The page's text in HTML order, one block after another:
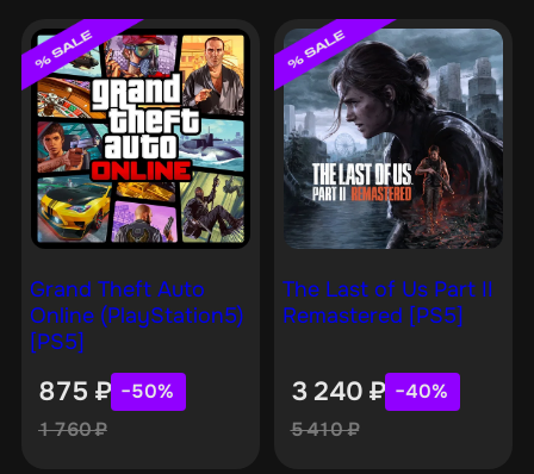
Grand Theft Auto
Online (PlayStation5)
[PS5]
875 ₽ −50%
1 760₽
The Last of Us Part II
Remastered [PS5]
3 240 ₽ −40%
5 410₽